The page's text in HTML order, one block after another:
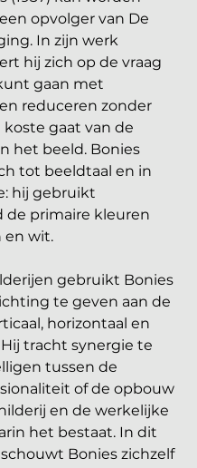
opvolger van De
In zijn werk
hij zich op de vraag
gaan met
reduceren zonder
gaat van de
het beeld. Bonies
tot beeldtaal en in
hij gebruikt
de primaire kleuren
en wit.
gebruikt Bonies
te geven aan de
horizontaal en
tracht synergie te
tussen de
of de opbouw
en de werkelijke
het bestaat. In dit
Bonies zichzelf